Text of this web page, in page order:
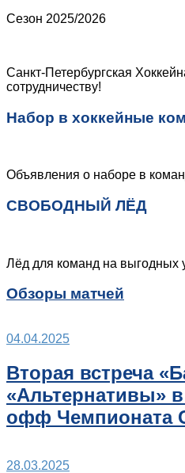
Сезон 2025/2026
Санкт-Петербургская
сотрудничеству!
Набор в хоккейные
Объявления о наборе в
СВОБОДНЫЙ ЛЁД
Лёд для команд на выгодных
Обзоры матчей
04.04.2025
Вторая встреча
«Альтернативы»
офф Чемпионата
28.03.2025